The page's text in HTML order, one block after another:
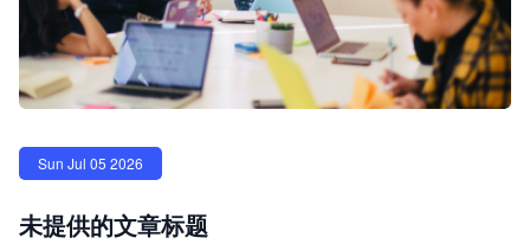
Sun Jul 05 2026
未提供的文章标题